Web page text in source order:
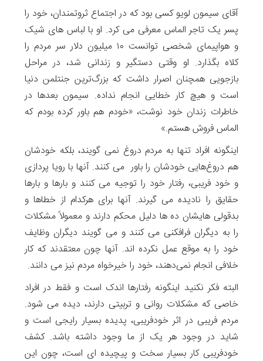
آقای سیمون لویو کسی بود که در اجتماع ثروتمندان، خود را
پسر یک تاجر الماس معرفی می کرد. او با لباس های شیک
و هواپیمای شخصی توانست ۱۰ میلیون دلار سر مردم را
کلاه بگذارد. او وقتی دستگیر و زندانی شد، در مراحل
بازجویی همچنان اصرار داشت که بزرگ‌ترین جنتلمن دنیا
است و هیچ کار خطایی انجام نداده. سیمون بعدها در
خاطرات زندان خود نوشت، «خودم هم باور کرده بودم که
الماس فروش هستم.»
اینگونه افراد تنها به مردم دروغ‌ نمی گویند، بلکه خودشان
هم دروغ‌هایی خودشان را باور می کنند. آنها با رویا پردازی
و خود فریبی، رفتار خود را توجیه می کنند و بارها و بارها
حقایق را نادیده می گیرند. آنها برای هرکدام از خطاها و
بدقولی هایشان ده ها دلیل محکم دارند و معمولاً مشکلات
را به دیگران فرافکنی می کنند و می گویند دیگران وظایف
خود را به موقع عمل نکرده اند. آنها چون معتقدند که کار
خلافی انجام نمی‌دهند، خود را خیرخواه مردم نیز می دانند.
البته فکر نکنید اینگونه رفتارها اندک است و فقط در افراد
خاصی که مشکلات روانی و تربیتی دارند، دیده می شود.
مردم فریبی در اثر خودفریبی، پدیده بسیار رایجی است و
شاید در وجود هر یک از ما وجود داشته باشد. کشف
خودفریبی کار بسیار سخت و پیچیده ای است، چون این